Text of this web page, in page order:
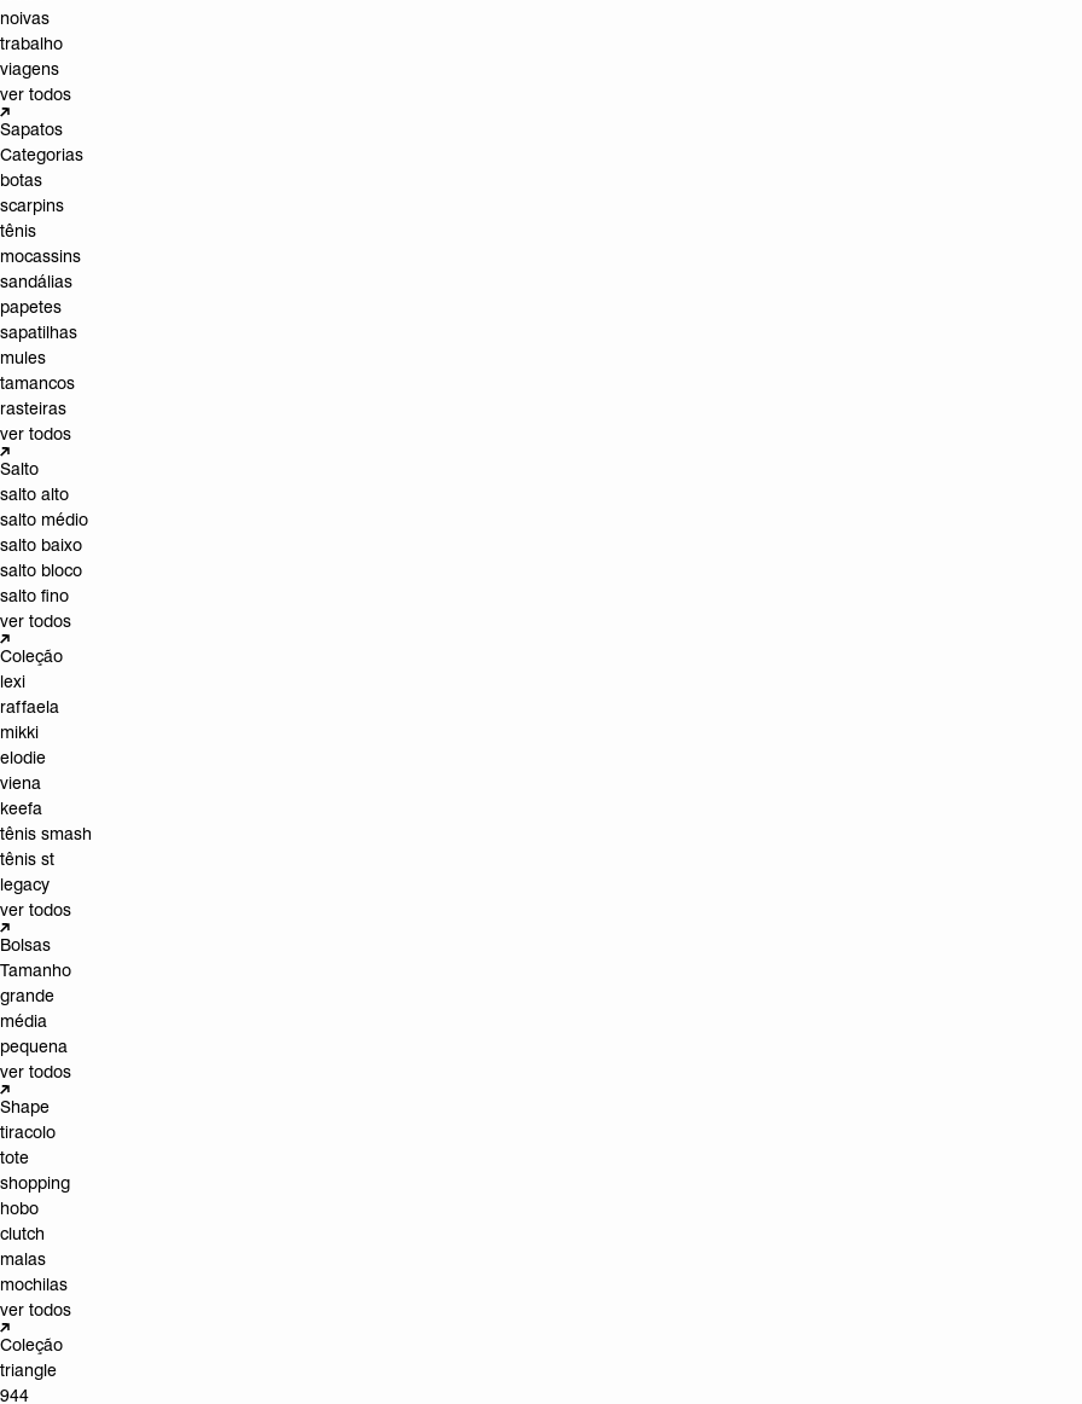
noivas
trabalho
viagens
ver todos
Sapatos
Categorias
botas
scarpins
tênis
mocassins
sandálias
papetes
sapatilhas
mules
tamancos
rasteiras
ver todos
Salto
salto alto
salto médio
salto baixo
salto bloco
salto fino
ver todos
Coleção
lexi
raffaela
mikki
elodie
viena
keefa
tênis smash
tênis st
legacy
ver todos
Bolsas
Tamanho
grande
média
pequena
ver todos
Shape
tiracolo
tote
shopping
hobo
clutch
malas
mochilas
ver todos
Coleção
triangle
944